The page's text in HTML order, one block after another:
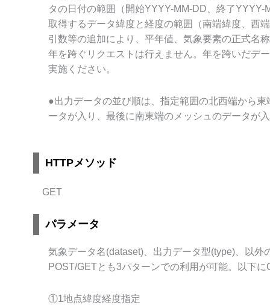
タの日付の範囲（開始YYYY-MM-DD、終了YYYY-
取得するデータ緯度と経度の範囲（南端緯度、西
引数等の追加により、平年値、気象要素の正式名
年を跨ぐリクエストは行えません。年を跨いだデ
実施ください。
●出力データの並び順は、指定範囲の北西端から
ータが入り、最後に南東端のメッシュのデータが
HTTPメソッド
GET
パラメータ
気象データ名(dataset)、出力データ型(type)、以
POST/GETとも3パターンでの利用が可能。以下
①1地点緯度経度指定